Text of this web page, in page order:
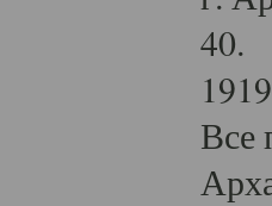
40.
Все